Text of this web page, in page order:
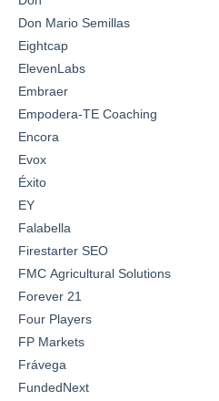
Don Mario Semillas
Eightcap
ElevenLabs
Embraer
Empodera-TE Coaching
Encora
Evox
Éxito
EY
Falabella
Firestarter SEO
FMC Agricultural Solutions
Forever 21
Four Players
FP Markets
Frávega
FundedNext